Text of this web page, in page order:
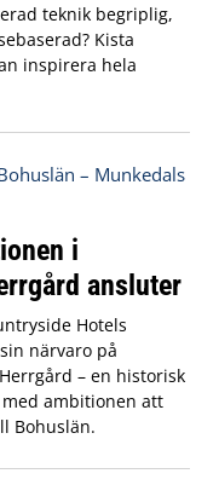
teknik begriplig,
Kista
inspirera hela
i
ansluter
Hotels
närvaro på
– en historisk
ambitionen att
Bohuslän.